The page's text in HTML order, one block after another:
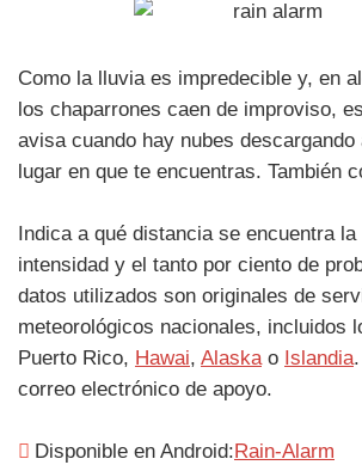
Como la lluvia es impredecible y, en
los chaparrones caen de improviso,
avisa cuando hay nubes descargando
lugar en que te encuentras. También
Indica a qué distancia se encuentra
intensidad y el tanto por ciento de
datos utilizados son originales de
meteorológicos nacionales, incluidos
Puerto Rico, Hawai, Alaskao Islandia
correo electrónico de apoyo.
Disponible en Android: Rain-Alarm